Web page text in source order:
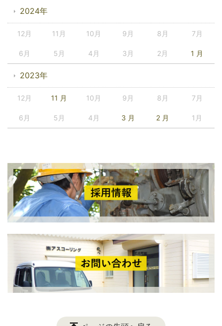
2024年
12月 11月 10月 9月 8月 7月
6月 5月 4月 3月 2月 1 月
2023年
12月 11 月 10月 9月 8月 7月
6月 5月 4月 3 月 2 月 1月